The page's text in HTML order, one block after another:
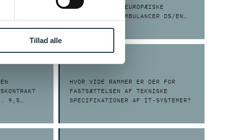
Tillad alle
FOR
OVERHOLDE DEN EUROPÆISKE
STANDARD FOR AMBULANCER DS/EN
9,5
HVOR VIDE RAMMER ER DER FOR
FASTSÆTTELSEN AF TEKNISKE
SPECIFIKATIONER AF IT-SYSTEMER?